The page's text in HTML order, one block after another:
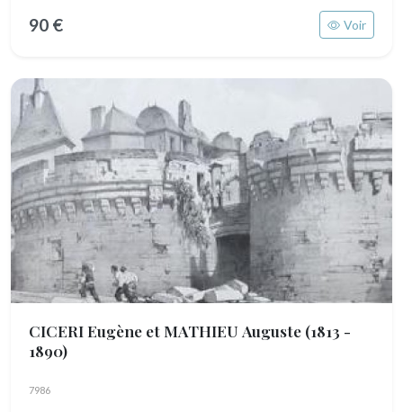
90 € Voir
CICERI Eugène et MATHIEU Auguste (1813 -
1890)
7986